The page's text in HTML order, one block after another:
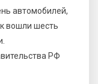
автомобилей,
вошли шесть
РФ